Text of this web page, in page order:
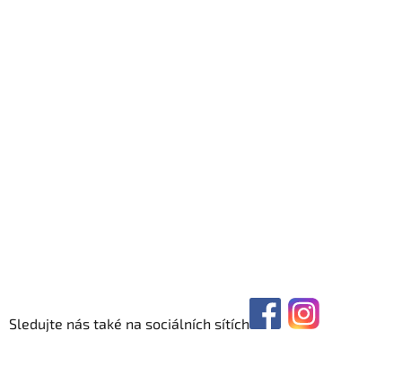
Sledujte nás také na sociálních sítích